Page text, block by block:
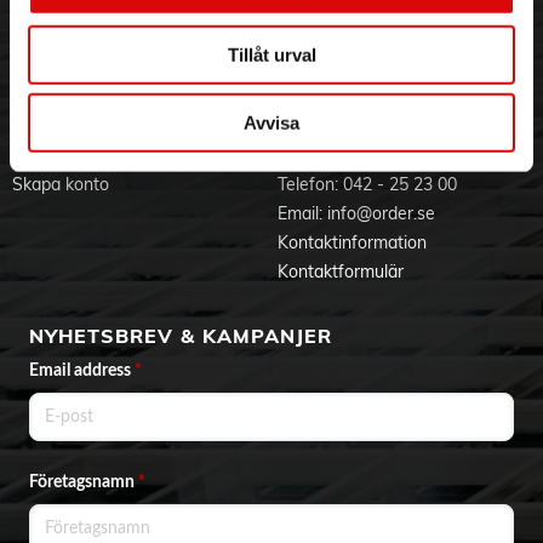
Tillåt urval
Avvisa
ytor, inklusive: vaxbara och icke-vaxbara linoleum-, vinyl- och
keramikgolv samt behandlade trägolv.
- Fångar upp och låser in 3 gånger mer damm, smuts och hår
- Perfekt för att plocka upp djurhår
- Det svängbara huvudet gör det möjligt att komma åt på
svåråtkomliga ställen som under sängen eller soffan
- Fångar upp 3 typer av skräp: damm, smuts och hår
Jobba hos oss
Varumärken
Integritetspolicy
Om cookies
BLI KUND
Skapa konto
KONTAKTA OSS
Telefon: 042 - 25 23 00
Email: info@order.se
Kontaktinformation
Kontaktformulär
NYHETSBREV & KAMPANJER
Email address *
Företagsnamn*